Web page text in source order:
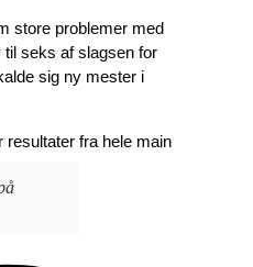
store problemer med
seks af slagsen for
sig ny mester i
resultater fra hele main